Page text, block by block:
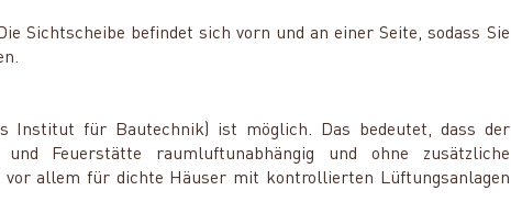
Sichtscheibe befindet sich vorn und an einer Seite, sodass Sie
Institut für Bautechnik) ist möglich. Das bedeutet, dass der
Feuerstätte raumluftunabhängig und ohne zusätzliche
allem für dichte Häuser mit kontrollierten Lüftungsanlagen